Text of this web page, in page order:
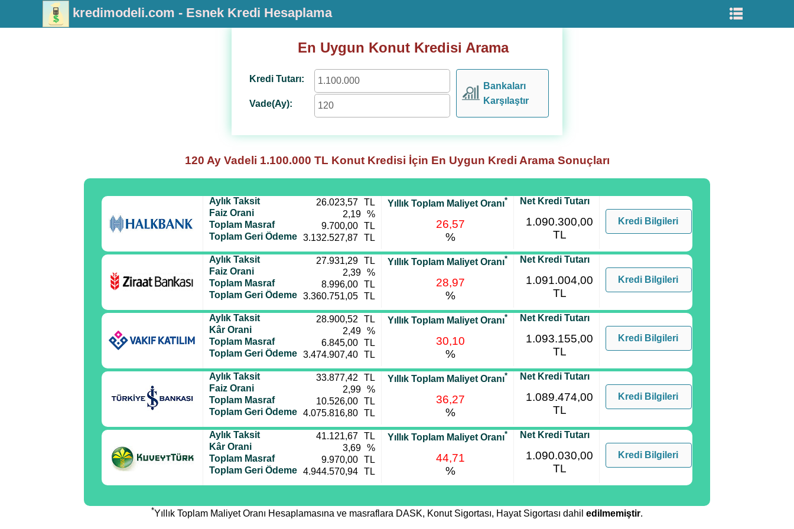
kredimodeli.com - Esnek Kredi Hesaplama
En Uygun Konut Kredisi Arama
Kredi Tutarı:
Vade(Ay):
Bankaları
Karşılaştır
120 Ay Vadeli 1.100.000 TL Konut Kredisi İçin En Uygun Kredi Arama Sonuçları
Aylık Taksit TL
26.023,57
Faiz Orani
%
2,19
Toplam Masraf
TL
9.700,00
Toplam Geri Ödeme
TL
3.132.527,87
Yıllık Toplam Maliyet Oranı*
26,57
%
Net Kredi Tutarı
1.090.300,00
TL
Kredi Bilgileri
Aylık Taksit TL
27.931,29
Faiz Orani
%
2,39
Toplam Masraf
TL
8.996,00
Toplam Geri Ödeme
TL
3.360.751,05
Yıllık Toplam Maliyet Oranı*
28,97
%
Net Kredi Tutarı
1.091.004,00
TL
Kredi Bilgileri
Aylık Taksit TL
28.900,52
Kâr Orani
%
2,49
Toplam Masraf
TL
6.845,00
Toplam Geri Ödeme
TL
3.474.907,40
Yıllık Toplam Maliyet Oranı*
30,10
%
Net Kredi Tutarı
1.093.155,00
TL
Kredi Bilgileri
Aylık Taksit TL
33.877,42
Faiz Orani
%
2,99
Toplam Masraf
TL
10.526,00
Toplam Geri Ödeme
TL
4.075.816,80
Yıllık Toplam Maliyet Oranı*
36,27
%
Net Kredi Tutarı
1.089.474,00
TL
Kredi Bilgileri
Aylık Taksit TL
41.121,67
Kâr Orani
%
3,69
Toplam Masraf
TL
9.970,00
Toplam Geri Ödeme
TL
4.944.570,94
Yıllık Toplam Maliyet Oranı*
44,71
%
Net Kredi Tutarı
1.090.030,00
TL
Kredi Bilgileri
*Yıllık Toplam Maliyet Oranı Hesaplamasına ve masraflara DASK, Konut Sigortası, Hayat Sigortası dahil edilmemiştir.